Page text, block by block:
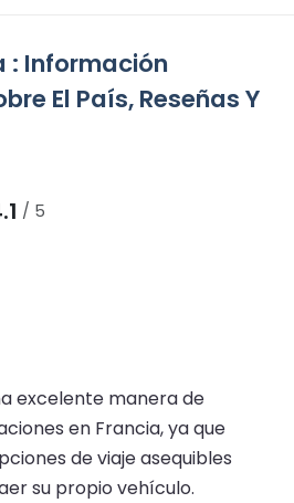
: Información
El País, Reseñas Y
/ 5
excelente manera de
en Francia, ya que
de viaje asequibles
su propio vehículo.